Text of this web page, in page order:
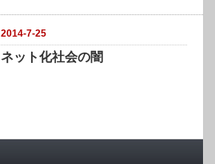
2014-7-25
ネット化社会の闇